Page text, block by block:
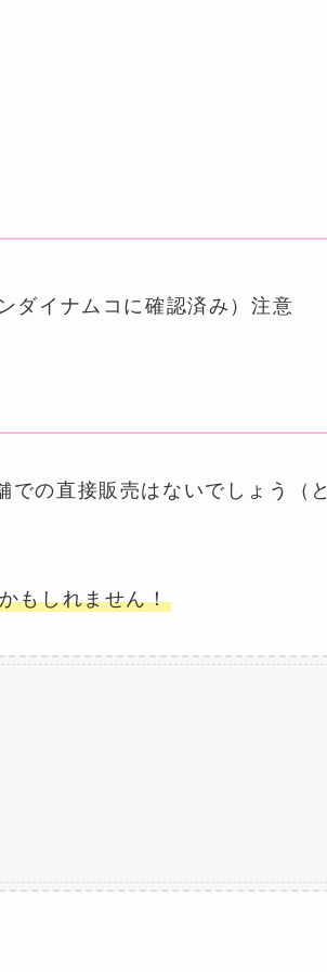
ダイナムコに確認済み）注意
の直接販売はないでしょう（と
もしれません！